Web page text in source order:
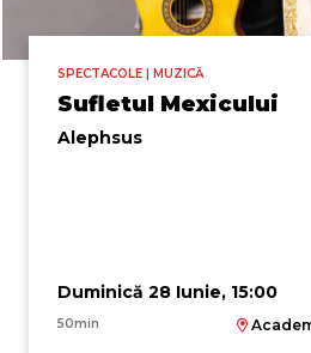
SPECTACOLE | MUZICĂ
Sufletul Mexicului
Alephsus
Duminică 28 Iunie, 15:00
50min